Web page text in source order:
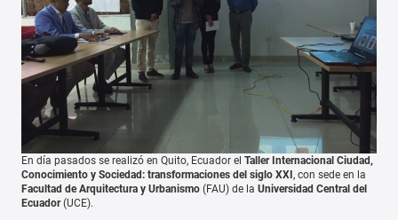
En día pasados se realizó en Quito, Ecuador el Taller Internacional Ciudad,
Conocimiento y Sociedad: transformaciones del siglo XXI, con sede en la
Facultad de Arquitectura y Urbanismo (FAU) de la Universidad Central del
Ecuador(UCE).